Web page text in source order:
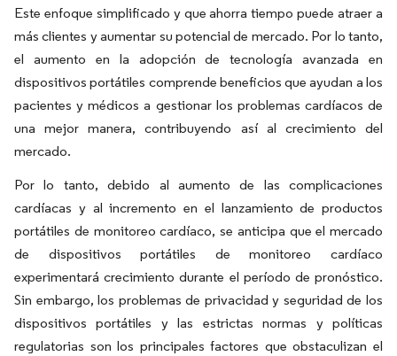
Este enfoque simplificado y que ahorra tiempo puede atraer a
más clientes y aumentar su potencial de mercado. Por lo tanto,
el aumento en la adopción de tecnología avanzada en
dispositivos portátiles comprende beneficios que ayudan a los
pacientes y médicos a gestionar los problemas cardíacos de
una mejor manera, contribuyendo así al crecimiento del
mercado.
Por lo tanto, debido al aumento de las complicaciones
cardíacas y al incremento en el lanzamiento de productos
portátiles de monitoreo cardíaco, se anticipa que el mercado
de dispositivos portátiles de monitoreo cardíaco
experimentará crecimiento durante el período de pronóstico.
Sin embargo, los problemas de privacidad y seguridad de los
dispositivos portátiles y las estrictas normas y políticas
regulatorias son los principales factores que obstaculizan el